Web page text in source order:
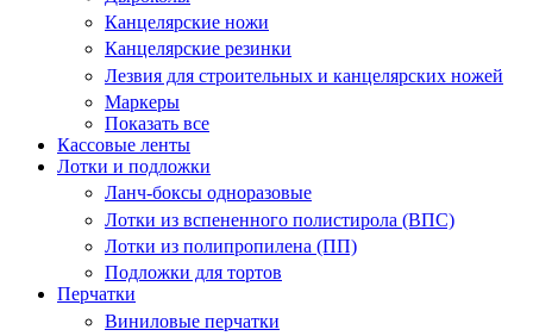
Канцелярские ножи
Канцелярские резинки
Лезвия для строительных и канцелярских ножей
Маркеры
Показать все
Кассовые ленты
Лотки и подложки
Ланч-боксы одноразовые
Лотки из вспененного полистирола (ВПС)
Лотки из полипропилена (ПП)
Подложки для тортов
Перчатки
Виниловые перчатки